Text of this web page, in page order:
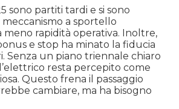
sono partiti tardi e si sono
a sportello
meno rapidità operativa. Inoltre,
e stop ha minato la fiducia
Senza un piano triennale chiaro
resta percepito come
Questo frena il passaggio
cambiare, ma ha bisogno